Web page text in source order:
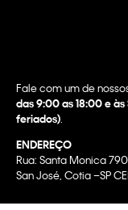
Fale com um de
das 9:00 as 18:00 e
feriados)
ENDEREÇO
Rua: Santa Monica 790
San José, Cotia –SP